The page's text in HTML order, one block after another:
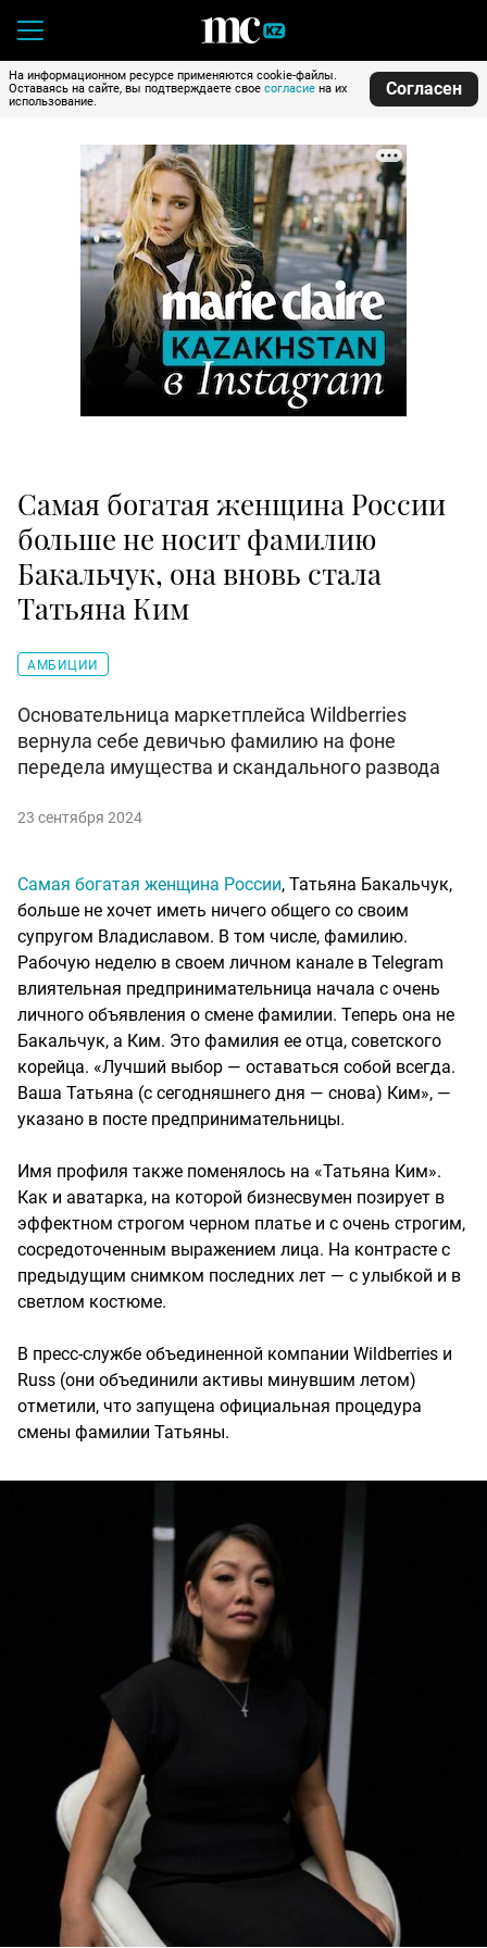
На информационном ресурсе применяются cookie-файлы.
Оставаясь на сайте, вы подтверждаете свое согласие на их
использование.
Согласен
Самая богатая женщина России
больше не носит фамилию
Бакальчук, она вновь стала
Татьяна Ким
АМБИЦИИ
Основательница маркетплейса Wildberries
вернула себе девичью фамилию на фоне
передела имущества и скандального развода
23 сентября 2024
Самая богатая женщина России, Татьяна Бакальчук,
больше не хочет иметь ничего общего со своим
супругом Владиславом. В том числе, фамилию.
Рабочую неделю в своем личном канале в Telegram
влиятельная предпринимательница начала с очень
личного объявления о смене фамилии. Теперь она не
Бакальчук, а Ким. Это фамилия ее отца, советского
корейца. «Лучший выбор — оставаться собой всегда.
Ваша Татьяна (с сегодняшнего дня — снова) Ким», —
указано в посте предпринимательницы.
Имя профиля также поменялось на «Татьяна Ким».
Как и аватарка, на которой бизнесвумен позирует в
эффектном строгом черном платье и с очень строгим,
сосредоточенным выражением лица. На контрасте с
предыдущим снимком последних лет — с улыбкой и в
светлом костюме.
В пресс-службе объединенной компании Wildberries и
Russ (они объединили активы минувшим летом)
отметили, что запущена официальная процедура
смены фамилии Татьяны.